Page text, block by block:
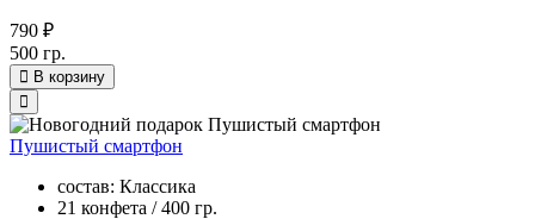
790 ₽
500 гр.
В корзину
Пушистый смартфон
состав: Классика
21 конфета / 400 гр.